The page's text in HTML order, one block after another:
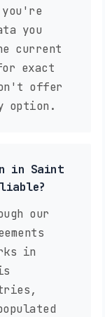
you're
you
current
exact
offer
option.
in Saint
our
in